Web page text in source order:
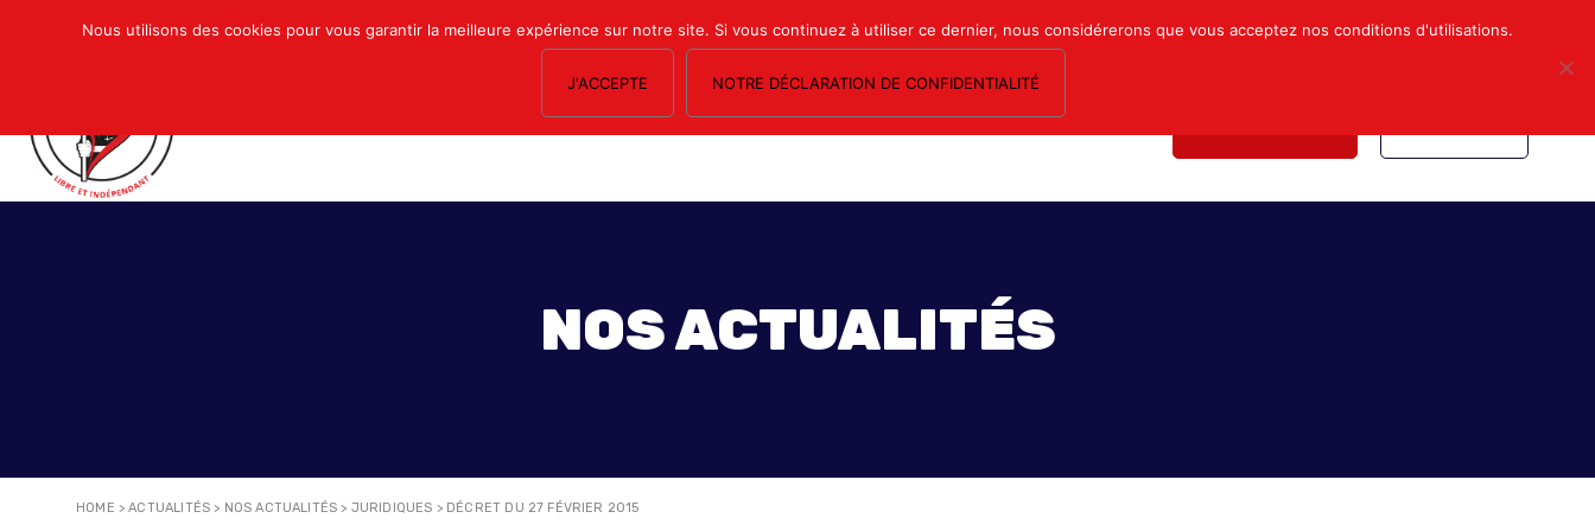
Mon compte Nous contacter
NOS SECTIONS LE MAGAZINE ESPACE ADHÉRENTS FORMATION SYNDICALE
NOS ACTUALITÉS
HOME >ACTUALITÉS > NOS ACTUALITÉS > JURIDIQUES > DÉCRET DU 27 FÉVRIER 2015
Nous utilisons des cookies pour vous garantir la meilleure expérience sur notre site. Si vous continuez à utiliser ce dernier, nous considérerons que vous acceptez nos conditions d'utilisations.
J'ACCEPTE NOTRE DÉCLARATION DE CONFIDENTIALITÉ